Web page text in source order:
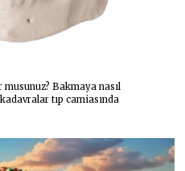
Bakmaya nasıl
tıp camiasında